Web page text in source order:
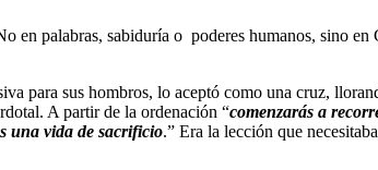
en palabras, sabiduría o poderes humanos, sino
para sus hombros, lo aceptó como una cruz,
A partir de la ordenación “comenzarás a
una vida de sacrificio.” Era la lección que